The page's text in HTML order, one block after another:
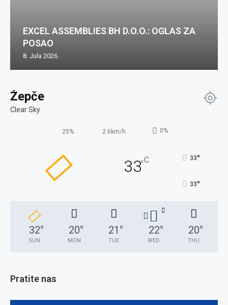
Žepče
Clear Sky
25% 2.6km/h 0%
33°C 33°
33°
32°
SUN
20°
MON
21 °
TUE
22°
WED
20°
THU
Pratite nas
EXCEL ASSEMBLIES BH D.O.O.: OGLAS ZA
POSAO
8. Jula 2026.